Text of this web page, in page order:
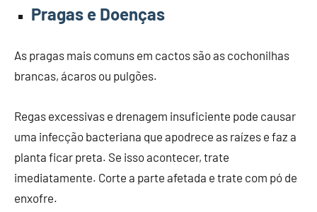
Pragas e Doenças
As pragas mais comuns em cactos são as cochonilhas
brancas, ácaros ou pulgões.
Regas excessivas e drenagem insuficiente pode causar
uma infecção bacteriana que apodrece as raízes e faz a
planta ficar preta. Se isso acontecer, trate
imediatamente. Corte a parte afetada e trate com pó de
enxofre.